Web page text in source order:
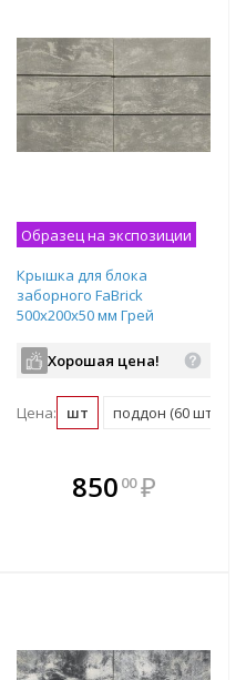
В комплекте
всегда выгоднее!
Образец на экспозиции
Крышка для блока
заборного FaBrick
500х200х50 мм Грей
Хорошая цена!
Цена: шт поддон (60 шт)
850 00 ₽